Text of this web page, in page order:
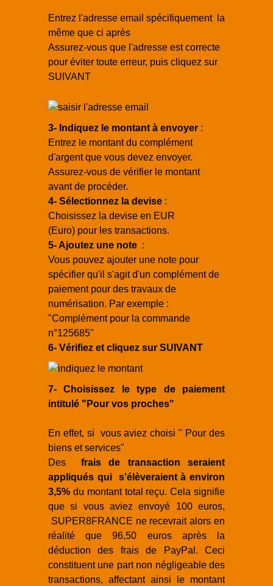
Entrez l'adresse email spécifiquement la
même que ci après
Assurez-vous que l'adresse est correcte
pour éviter toute erreur, puis cliquez sur
SUIVANT
3- Indiquez le montant à envoyer :
Entrez le montant du complément
d'argent que vous devez envoyer.
Assurez-vous de vérifier le montant
avant de procéder.
4- Sélectionnez la devise :
Choisissez la devise en EUR
(Euro) pour les transactions.
5- Ajoutez une note :
Vous pouvez ajouter une note pour
spécifier qu'il s'agit d'un complément de
paiement pour des travaux de
numérisation. Par exemple :
"Complément pour la commande
n°125685"
6- Vérifiez et cliquez sur SUIVANT
7- Choisissez le type de paiement
intitulé "Pour vos proches"
En effet, si vous aviez choisi " Pour des
biens et services"
Des
frais de transaction seraient
appliqués qui s'élèveraient à environ
3,5% du montant total reçu. Cela signifie
que si vous aviez envoyé 100 euros,
SUPER8FRANCE ne recevrait alors en
réalité que 96,50 euros après la
déduction des frais de PayPal. Ceci
constituent une part non négligeable des
transactions, affectant ainsi le montant